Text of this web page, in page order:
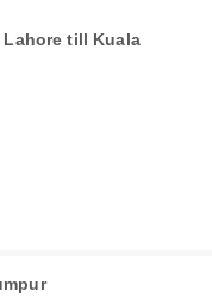
till Kuala